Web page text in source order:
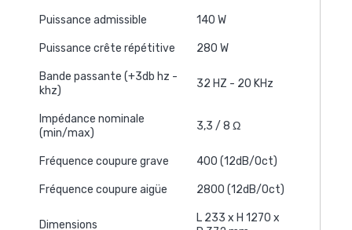
Puissance admissible 140 W
Puissance crête répétitive 280 W
Bande passante (+3db hz -
khz)
32 HZ - 20 KHz
Impédance nominale
(min/max)
3,3 / 8 Ω
Fréquence coupure grave 400 (12dB/Oct)
Fréquence coupure aigüe 2800 (12dB/Oct)
Dimensions
L 233 x H 1270 x